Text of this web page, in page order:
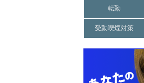
転勤
受動喫煙対策